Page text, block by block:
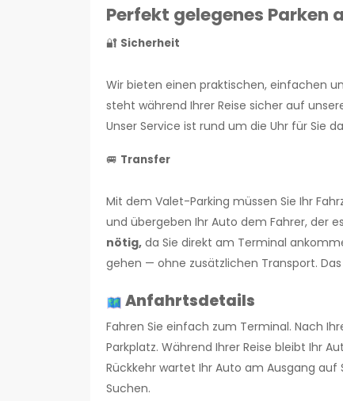
Perfekt gelegenes Parken
🔐 Sicherheit
Wir bieten einen praktischen, einfachen
steht während Ihrer Reise sicher auf
Unser Service ist rund um die Uhr für Sie
🚐 Transfer
Mit dem Valet-Parking müssen Sie Ihr
und übergeben Ihr Auto dem Fahrer, der
nötig, da Sie direkt am Terminal
gehen — ohne zusätzlichen Transport.
Anfahrtsdetails
Fahren Sie einfach zum Terminal. Nach
Parkplatz. Während Ihrer Reise bleibt Ihr
Rückkehr wartet Ihr Auto am Ausgang auf
Suchen.